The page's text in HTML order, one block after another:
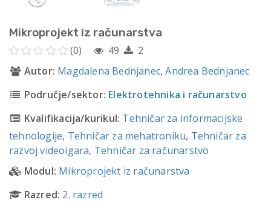
Mikroprojekt iz računarstva
(0) 49
2
Autor: Magdalena Bednjanec,Andrea Bednjanec
Područje/sektor: Elektrotehnika i računarstvo
Kvalifikacija/kurikul: Tehničar za informacijske
tehnologije, Tehničar za mehatroniku, Tehničar za
razvoj videoigara, Tehničar za računarstvo
Modul: Mikroprojekt iz računarstva
Razred: 2. razred